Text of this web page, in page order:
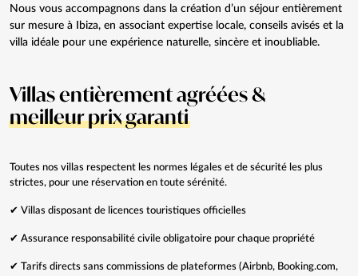
Nous vous accompagnons dans la création d’un séjour entièrement
sur mesure à Ibiza, en associant expertise locale, conseils avisés et la
villa idéale pour une expérience naturelle, sincère et inoubliable.
Villas entièrement agréées &
meilleur prix garanti
Toutes nos villas respectent les normes légales et de sécurité les plus
strictes, pour une réservation en toute sérénité.
✔ Villas disposant de licences touristiques officielles
✔ Assurance responsabilité civile obligatoire pour chaque propriété
✔ Tarifs directs sans commissions de plateformes (Airbnb, Booking.com,